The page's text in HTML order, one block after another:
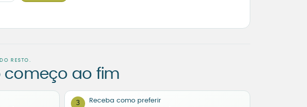
RESTO.
começo ao fim
3 Receba como preferir